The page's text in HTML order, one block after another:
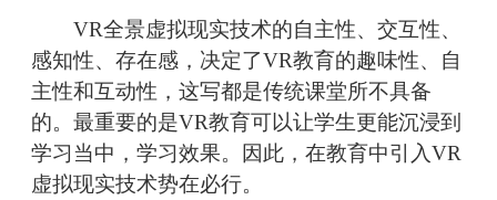
VR全景虚拟现实技术的自主性、交互性、
感知性、存在感，决定了VR教育的趣味性、自
主性和互动性，这写都是传统课堂所不具备
的。最重要的是VR教育可以让学生更能沉浸到
学习当中，学习效果。因此，在教育中引入VR
虚拟现实技术势在必行。